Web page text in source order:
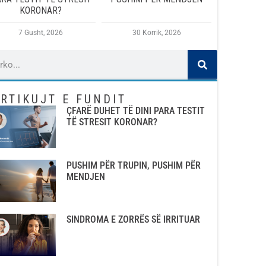
KORONAR?
7 Gusht, 2026 30 Korrik, 2026
E FUNDIT
ÇFARË DUHET TË DINI PARA TESTIT
TË STRESIT KORONAR?
PUSHIM PËR TRUPIN, PUSHIM PËR
MENDJEN
SINDROMA E ZORRËS SË IRRITUAR